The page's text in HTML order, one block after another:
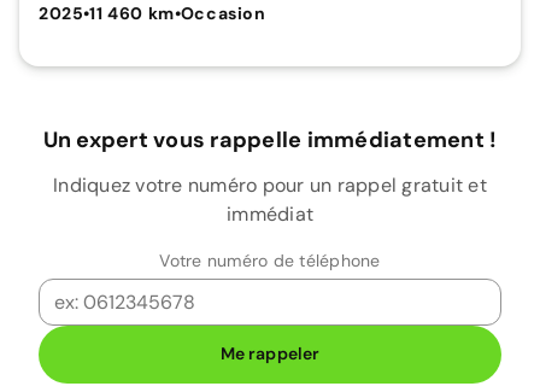
2025•11 460 km•Occasion
Un expert vous rappelle immédiatement !
Indiquez votre numéro pour un rappel gratuit et
immédiat
Votre numéro de téléphone
Me rappeler